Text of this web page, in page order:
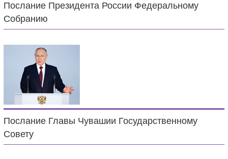
Послание Президента России Федеральному
Собранию
Послание Главы Чувашии Государственному
Совету